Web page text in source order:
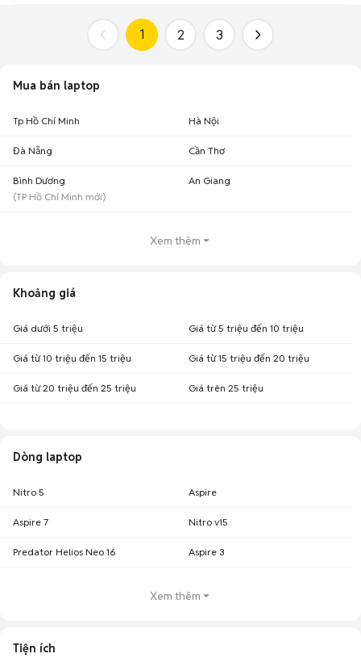
1 2 3
Mua bán laptop
Tp Hồ Chí Minh Hà Nội
Đà Nẵng Cần Thơ
Bình Dương
(TP Hồ Chí Minh mới)
An Giang
Xem thêm
Khoảng giá
Giá dưới 5 triệu Giá từ 5 triệu đến 10 triệu
Giá từ 10 triệu đến 15 triệu Giá từ 15 triệu đến 20 triệu
Giá từ 20 triệu đến 25 triệu Giá trên 25 triệu
Dòng laptop
Nitro 5 Aspire
Aspire 7 Nitro v15
Predator Helios Neo 16 Aspire 3
Xem thêm
Tiện ích